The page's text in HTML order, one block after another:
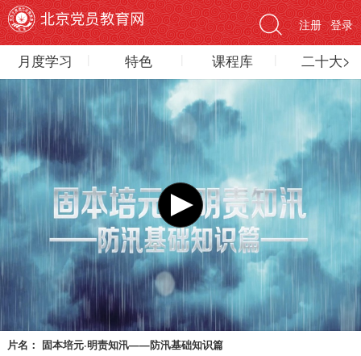
登录
注册
月度学习 特色 课程库 二十大>
片名： 固本培元·明责知汛——防汛基础知识篇